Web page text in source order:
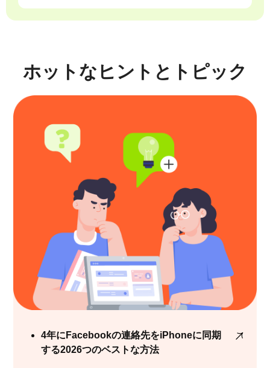
ホットなヒントとトピック
4年にFacebookの連絡先をiPhoneに同期
する2026つのベストな方法